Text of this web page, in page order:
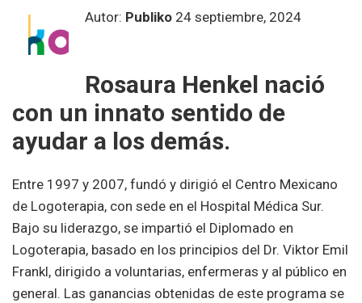
Autor: Publiko 24 septiembre, 2024
Rosaura Henkel nació
con un innato sentido de
ayudar a los demás.
Entre 1997 y 2007, fundó y dirigió el Centro Mexicano
de Logoterapia, con sede en el Hospital Médica Sur.
Bajo su liderazgo, se impartió el Diplomado en
Logoterapia, basado en los principios del Dr. Viktor Emil
Frankl, dirigido a voluntarias, enfermeras y al público en
general. Las ganancias obtenidas de este programa se